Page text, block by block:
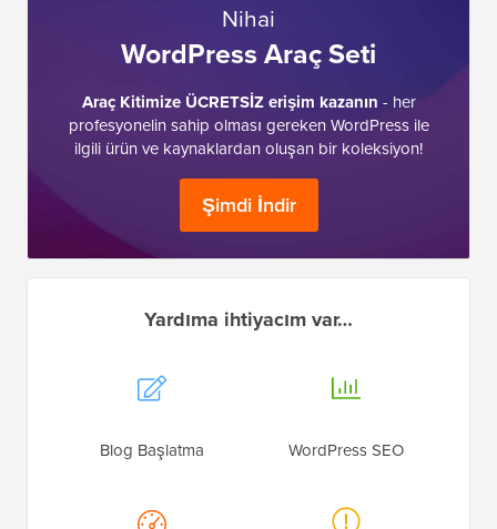
Nihai
WordPress Araç Seti
Araç Kitimize ÜCRETSİZ erişim kazanın - her
profesyonelin sahip olması gereken WordPress ile
ilgili ürün ve kaynaklardan oluşan bir koleksiyon!
Şimdi İndir
Yardıma ihtiyacım var…
Blog Başlatma WordPress SEO